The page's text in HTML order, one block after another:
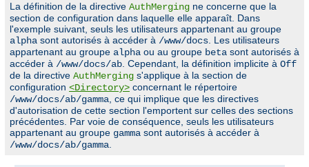
La définition de la directive AuthMerging ne concerne que la
section de configuration dans laquelle elle apparaît. Dans
l'exemple suivant, seuls les utilisateurs appartenant au groupe
alpha sont autorisés à accéder à /www/docs . Les utilisateurs
appartenant au groupe alpha ou au groupe beta sont autorisés à
accéder à /www/docs/ab . Cependant, la définition implicite à Off
de la directive AuthMerging s'applique à la section de
configuration <Directory> concernant le répertoire
/www/docs/ab/gamma , ce qui implique que les directives
d'autorisation de cette section l'emportent sur celles des sections
précédentes. Par voie de conséquence, seuls les utilisateurs
appartenant au groupe gamma sont autorisés à accéder à
/www/docs/ab/gamma